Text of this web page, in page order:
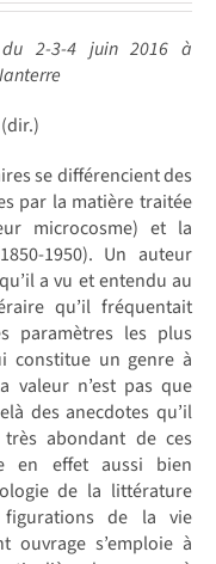
2-3-4 juin 2016 à
se différencient des
par la matière traitée
microcosme) et la
1950). Un auteur
a vu et entendu au
qu’il fréquentait
paramètres les plus
constitue un genre à
valeur n’est pas que
des anecdotes qu’il
abondant de ces
en effet aussi bien
de la littérature
figurations de la vie
ouvrage s’emploie à